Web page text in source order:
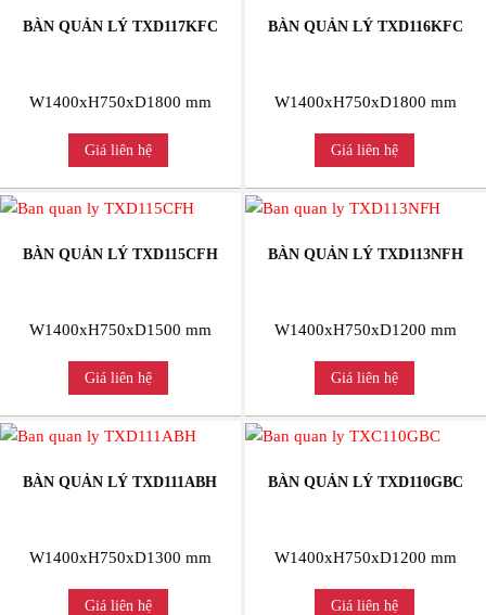
BÀN QUẢN LÝ TXD117KFC
W1400xH750xD1800 mm
Giá liên hệ
BÀN QUẢN LÝ TXD116KFC
W1400xH750xD1800 mm
Giá liên hệ
BÀN QUẢN LÝ TXD115CFH
W1400xH750xD1500 mm
Giá liên hệ
BÀN QUẢN LÝ TXD113NFH
W1400xH750xD1200 mm
Giá liên hệ
BÀN QUẢN LÝ TXD111ABH
W1400xH750xD1300 mm
Giá liên hệ
BÀN QUẢN LÝ TXD110GBC
W1400xH750xD1200 mm
Giá liên hệ